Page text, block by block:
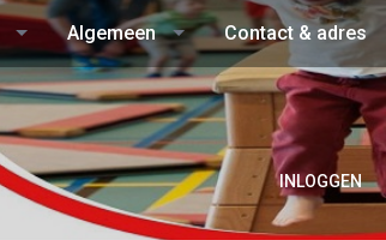
INLOGGEN
Algemeen Contact & adres